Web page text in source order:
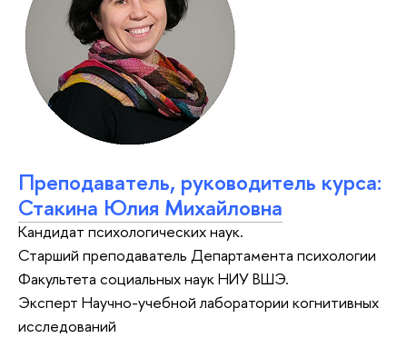
Преподаватель, руководитель курса:
Стакина Юлия Михайловна
Кандидат психологических наук.
Старший преподаватель Департамента психологии
Факультета социальных наук НИУ ВШЭ.
Эксперт Научно-учебной лаборатории когнитивных
исследований